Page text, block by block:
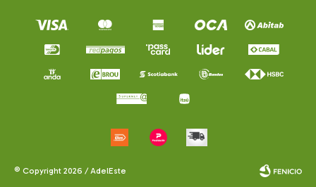
© Copyright 2026 / AdelEste